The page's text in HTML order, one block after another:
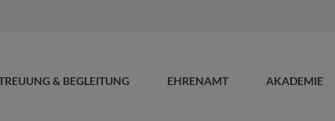
& BEGLEITUNG EHRENAMT AKADEMIE